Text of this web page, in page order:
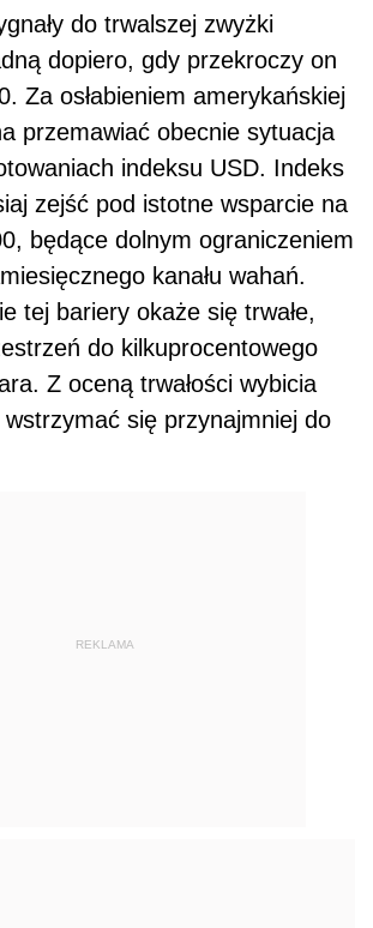
do trwalszej zwyżki
dopiero, gdy przekroczy on
Za osłabieniem amerykańskiej
przemawiać obecnie sytuacja
indeksu USD. Indeks
zejść pod istotne wsparcie na
będące dolnym ograniczeniem
kanału wahań.
tej bariery okaże się trwałe,
do kilkuprocentowego
Z oceną trwałości wybicia
się przynajmniej do
REKLAMA